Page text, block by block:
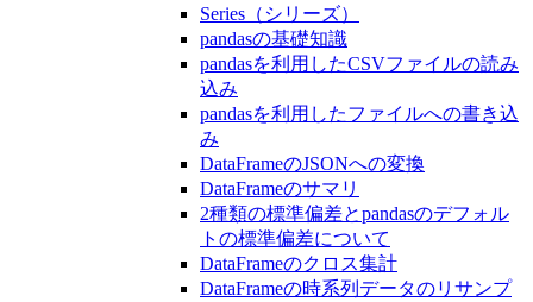
Series（シリーズ）
pandasの基礎知識
pandasを利用したCSVファイルの読み
込み
pandasを利用したファイルへの書き込
み
DataFrameのJSONへの変換
DataFrameのサマリ
2種類の標準偏差とpandasのデフォル
トの標準偏差について
DataFrameのクロス集計
DataFrameの時系列データのリサンプ